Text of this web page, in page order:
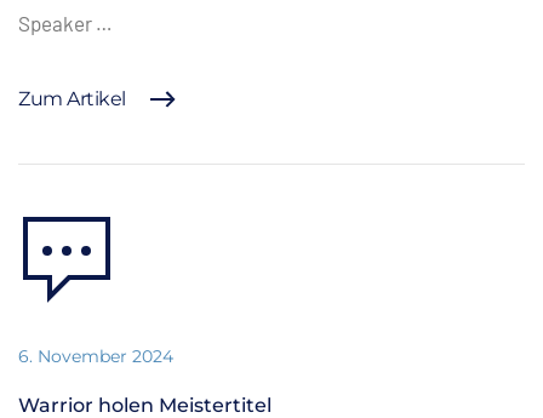
Speaker …
Zum Artikel
6. November 2024
Warrior holen Meistertitel